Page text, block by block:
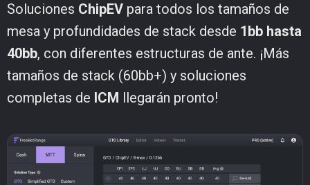
Soluciones ChipEV para todos los tamaños de
mesa y profundidades de stack desde 1bb hasta
40bb, con diferentes estructuras de ante. ¡Más
tamaños de stack (60bb+) y soluciones
completas de ICM llegarán pronto!